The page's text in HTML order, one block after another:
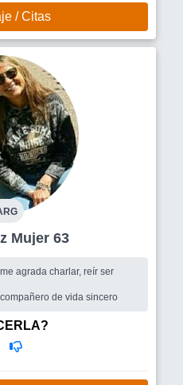
/ Citas
Godoy cruz Mujer 63
agrada charlar, reír ser
de vida sincero